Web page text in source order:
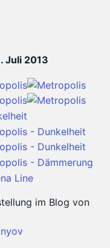
Juli 2013
im Blog von